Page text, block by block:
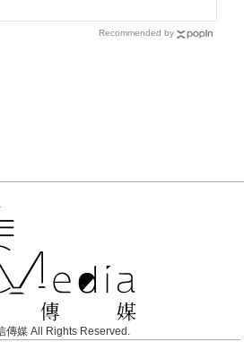
Recommended by
傳媒 All Rights Reserved.